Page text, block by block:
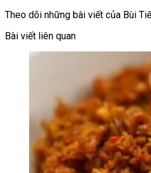
Theo dõi những bài viết của Bùi
Bài viết liên quan